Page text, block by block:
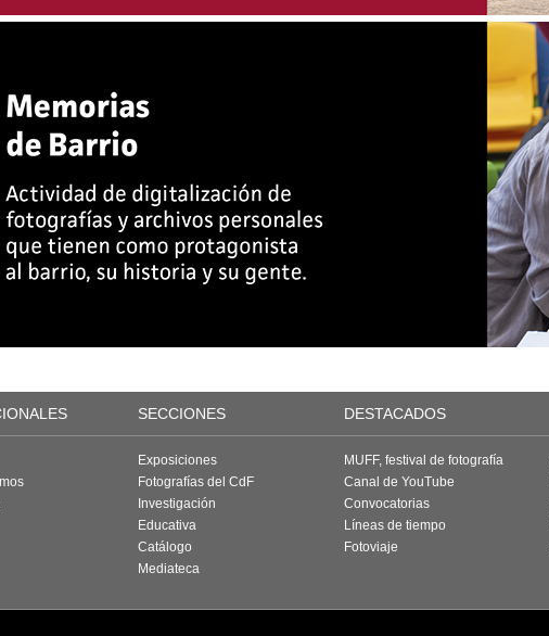
SECCIONES DESTACADOS
Exposiciones
Fotografías del CdF
Investigación
Educativa
Catálogo
Mediateca
MUFF, festival de fotografía
Canal de YouTube
Convocatorias
Líneas de tiempo
Fotoviaje